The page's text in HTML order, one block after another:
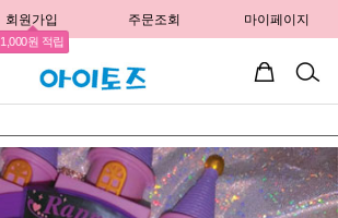
회원가입
1,000원 적립
주문조회 마이페이지